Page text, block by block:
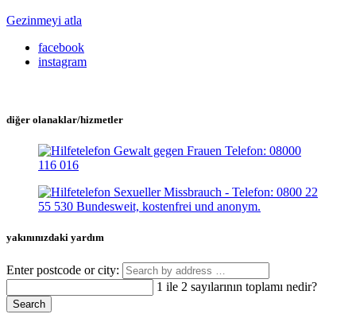
Gezinmeyi atla
facebook
instagram
diğer olanaklar/hizmetler
yakınınızdaki yardım
Enter postcode or city:
1 ile 2 sayılarının toplamı nedir?
Search